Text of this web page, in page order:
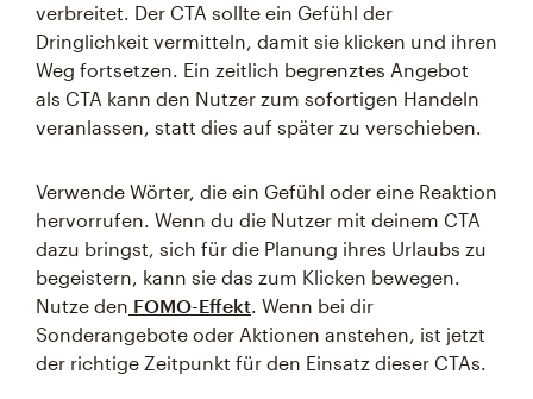
verbreitet. Der CTA sollte ein Gefühl der
Dringlichkeit vermitteln, damit sie klicken und ihren
Weg fortsetzen. Ein zeitlich begrenztes Angebot
als CTA kann den Nutzer zum sofortigen Handeln
veranlassen, statt dies auf später zu verschieben.
Verwende Wörter, die ein Gefühl oder eine Reaktion
hervorrufen. Wenn du die Nutzer mit deinem CTA
dazu bringst, sich für die Planung ihres Urlaubs zu
begeistern, kann sie das zum Klicken bewegen.
Nutze den FOMO-Effekt. Wenn bei dir
Sonderangebote oder Aktionen anstehen, ist jetzt
der richtige Zeitpunkt für den Einsatz dieser CTAs.